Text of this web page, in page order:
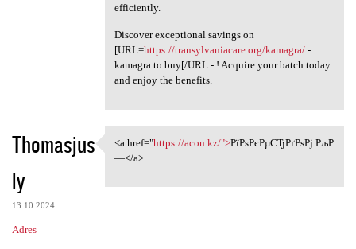
efficiently.
Discover exceptional savings on
[URL=https://transylvaniacare.org/kamagra/-
kamagra to buy[/URL - ! Acquire your batch today
and enjoy the benefits.
Thomasjus
ly
13.10.2024
Adres
<a href="https://acon.kz/"
<a href="https://acon.kz/">РїРѕРєРµСЂРґРѕРј РљР
—</a>